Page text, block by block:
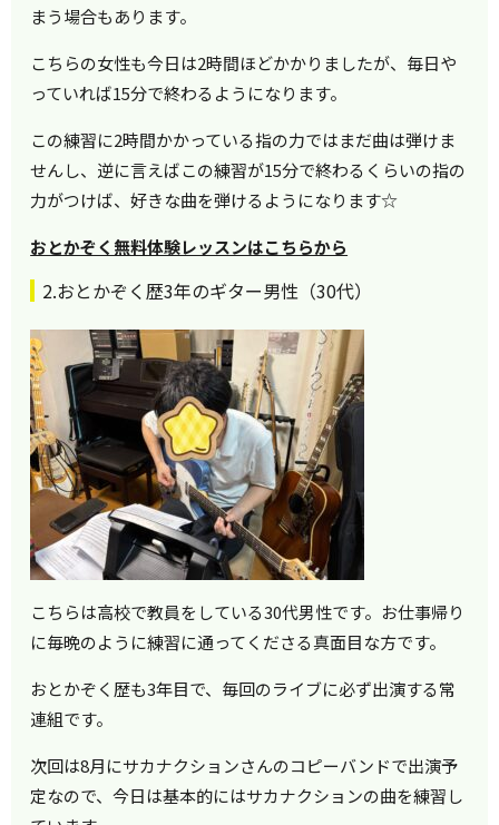
まう場合もあります。
こちらの女性も今日は2時間ほどかかりましたが、毎日や
っていれば15分で終わるようになります。
この練習に2時間かかっている指の力ではまだ曲は弾けま
せんし、逆に言えばこの練習が15分で終わるくらいの指の
力がつけば、好きな曲を弾けるようになります☆
おとかぞく無料体験レッスンはこちらから
2.おとかぞく歴3年のギター男性（30代）
こちらは高校で教員をしている30代男性です。お仕事帰り
に毎晩のように練習に通ってくださる真面目な方です。
おとかぞく歴も3年目で、毎回のライブに必ず出演する常
連組です。
次回は8月にサカナクションさんのコピーバンドで出演予
定なので、今日は基本的にはサカナクションの曲を練習し